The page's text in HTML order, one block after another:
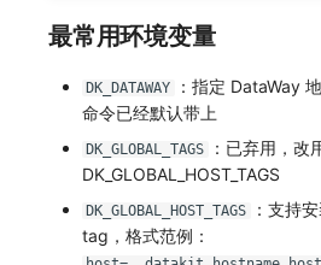
最常用环境变量
DK_DATAWAY
：指定 DataWay
命令已经默认带上
DK_GLOBAL_TAGS
：已弃用，改
DK_GLOBAL_HOST_TAGS
DK_GLOBAL_HOST_TAGS
：支持
tag，格式范例：